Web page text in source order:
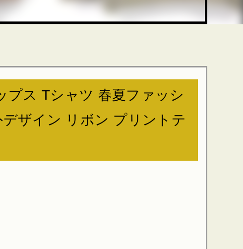
プス Tシャツ 春夏ファッシ
ザイン リボン プリントテ